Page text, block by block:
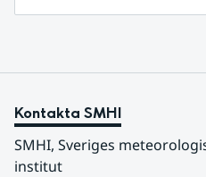
Kontakta SMHI
SMHI, Sveriges
institut